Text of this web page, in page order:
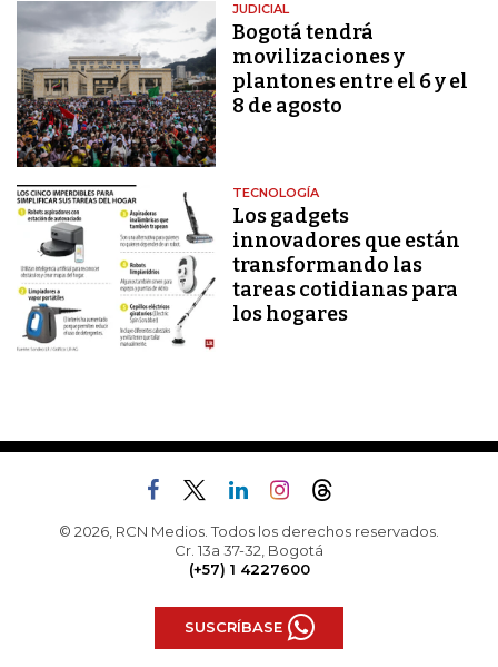
JUDICIAL
Bogotá tendrá
movilizaciones y
plantones entre el 6 y el
8 de agosto
TECNOLOGÍA
Los gadgets
innovadores que están
transformando las
tareas cotidianas para
los hogares
© 2026, RCN Medios. Todos los derechos reservados.
Cr. 13a 37-32, Bogotá
(+57) 1 4227600
SUSCRÍBASE